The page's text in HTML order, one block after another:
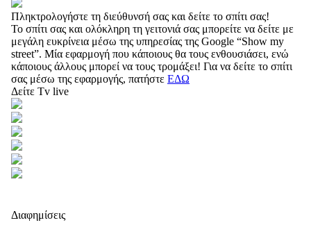
Πληκτρολογήστε τη διεύθυνσή σας και δείτε το σπίτι σας!
Το σπίτι σας και ολόκληρη τη γειτονιά σας μπορείτε να δείτε με
μεγάλη ευκρίνεια μέσω της υπηρεσίας της Google “Show my
street”. Μία εφαρμογή που κάποιους θα τους ενθουσιάσει, ενώ
κάποιους άλλους μπορεί να τους τρομάξει! Για να δείτε το σπίτι
σας μέσω της εφαρμογής, πατήστε ΕΔΩ
Δείτε Tv live
Διαφημίσεις